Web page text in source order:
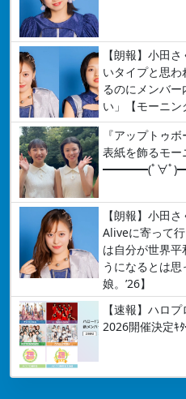
【朗報】小田
いタイプと思
るのにメンバ
い」【モーニン
『アップトゥ
表紙を飾るモー
━━━━(ﾟ∀ﾟ
【朗報】小田
Aliveに寄って
は自分が世界平
うになるとは
娘。’26】
【速報】ハロ
2026開催決